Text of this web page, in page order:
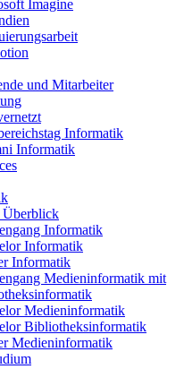
Imagine
und Mitarbeiter
Informatik
Informatik
Überblick
Informatik
Informatik
Informatik
Medieninformatik mit
Medieninformatik
Bibliotheksinformatik
Medieninformatik